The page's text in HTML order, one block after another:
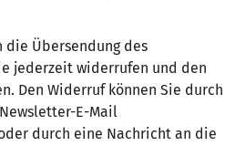
Übersendung des
jederzeit widerrufen und den
Den Widerruf können Sie durch
E-Mail
durch eine Nachricht an die